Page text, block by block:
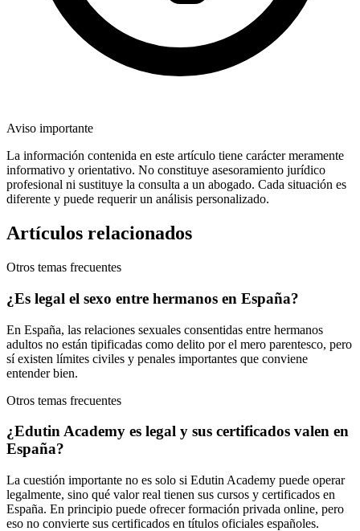
Aviso importante
La información contenida en este artículo tiene carácter meramente
informativo y orientativo. No constituye asesoramiento jurídico
profesional ni sustituye la consulta a un abogado. Cada situación es
diferente y puede requerir un análisis personalizado.
Artículos relacionados
Otros temas frecuentes
¿Es legal el sexo entre hermanos en España?
En España, las relaciones sexuales consentidas entre hermanos
adultos no están tipificadas como delito por el mero parentesco, pero
sí existen límites civiles y penales importantes que conviene
entender bien.
Otros temas frecuentes
¿Edutin Academy es legal y sus certificados valen en
España?
La cuestión importante no es solo si Edutin Academy puede operar
legalmente, sino qué valor real tienen sus cursos y certificados en
España. En principio puede ofrecer formación privada online, pero
eso no convierte sus certificados en títulos oficiales españoles.